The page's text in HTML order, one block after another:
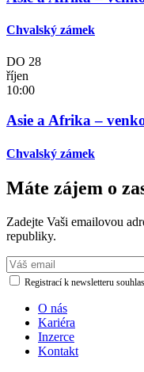
Chvalský zámek
DO 28
říjen
10:00
Asie a Afrika –
Chvalský zámek
Máte zájem o
Zadejte Vaši emailovou
republiky.
Registrací k newsletteru
O nás
Kariéra
Inzerce
Kontakt